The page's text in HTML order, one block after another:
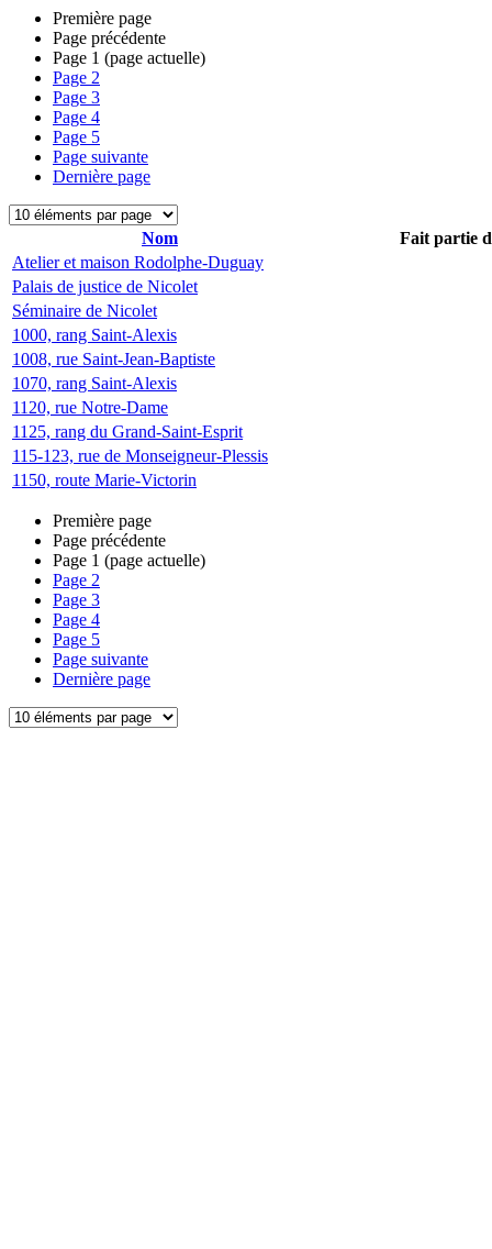
Première page
Page précédente
Page 1 (page actuelle)
Page 2
Page 3
Page 4
Page 5
Page suivante
Dernière page
Nom
Fait partie
Atelier et maison Rodolphe-Duguay
Palais de justice de Nicolet
Séminaire de Nicolet
1000, rang Saint-Alexis
1008, rue Saint-Jean-Baptiste
1070, rang Saint-Alexis
1120, rue Notre-Dame
1125, rang du Grand-Saint-Esprit
115-123, rue de Monseigneur-Plessis
1150, route Marie-Victorin
Première page
Page précédente
Page 1 (page actuelle)
Page 2
Page 3
Page 4
Page 5
Page suivante
Dernière page